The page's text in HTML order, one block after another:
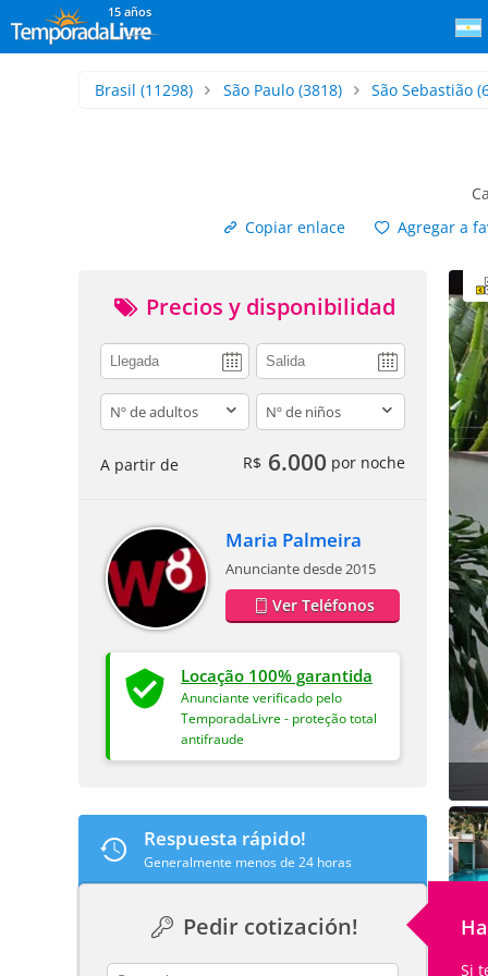
15 años
Brasil (11298) São Paulo(3818) São Sebastião
Copiar enlace
Agregar a
Precios y disponibilidad
adults children
A partir de R$ 6.000 por noche
Maria Palmeira
Anunciante desde 2015
Ver Teléfonos
Locação 100% garantida
Anunciante verificado pelo
TemporadaLivre - proteção total
antifraude
Respuesta rápido!
Generalmente menos de 24 horas
Pedir cotización!
Si